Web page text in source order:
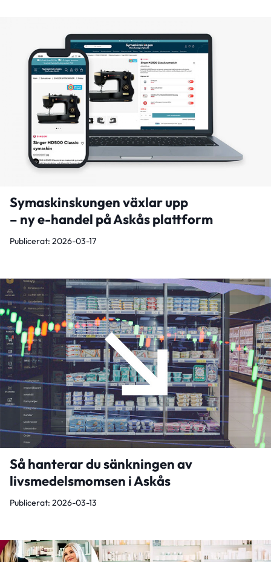
Symaskinskungen växlar upp
– ny e-handel på Askås plattform
Publicerat: 2026-03-17
Så hanterar du sänkningen av
livsmedelsmomsen i Askås
Publicerat: 2026-03-13